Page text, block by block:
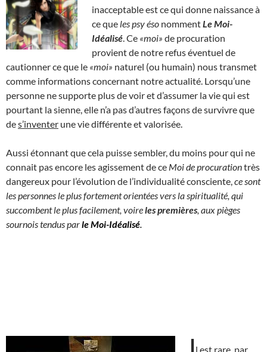
inacceptable est ce qui donne naissance à
ce que les psy éso nommentLe Moi-
Idéalisé . Ce «moi» de procuration
provient de notre refus éventuel de
cautionner ce que le «moi» naturel (ou humain) nous transmet
comme informations concernant notre actualité. Lorsqu’une
personne ne supporte plus de voir et d’assumer la vie qui est
pourtant la sienne, elle n’a pas d’autres façons de survivre que
des’inventer une vie différente et valorisée.
Aussi étonnant que cela puisse sembler, du moins pour qui ne
connait pas encore les agissement de ce Moi de procurationtrès
dangereux pour l’évolution de l’individualité consciente, ce sont
les personnes le plus fortement orientées vers la spiritualité, qui
succombent le plus facilement, voireles premières , aux pièges
sournois tendus parle Moi-Idéalisé
Il est rare, par